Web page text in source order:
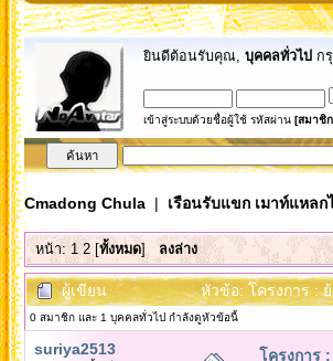
ยินดีต้อนรับคุณ, บุคคลทั่วไป ก
เข้าสู่ระบบด้วยชื่อผู้ใช้ รหัสผ่าน [สมาชิก
Cmadong Chula| เรือนรับแขก เมาท์แหลก
หน้า:1 2[ทั้งหมด]ลงล่าง
ผู้เขียน หัวข้อ: โครงการ :
0 สมาชิก และ 1 บุคคลทั่วไป กำลังดูหัวข้อนี้
suriya2513 โครงการ